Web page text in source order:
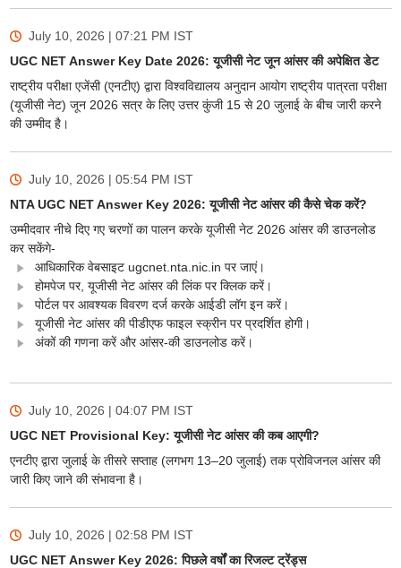
July 10, 2026 | 07:21 PM IST
UGC NET Answer Key Date 2026: यूजीसी नेट जून आंसर की अपेक्षित डेट
राष्ट्रीय परीक्षा एजेंसी (एनटीए) द्वारा विश्वविद्यालय अनुदान आयोग राष्ट्रीय पात्रता परीक्षा
(यूजीसी नेट) जून 2026 सत्र के लिए उत्तर कुंजी 15 से 20 जुलाई के बीच जारी करने
की उम्मीद है।
July 10, 2026 | 05:54 PM IST
NTA UGC NET Answer Key 2026: यूजीसी नेट आंसर की कैसे चेक करें?
उम्मीदवार नीचे दिए गए चरणों का पालन करके यूजीसी नेट 2026 आंसर की डाउनलोड
कर सकेंगे-
आधिकारिक वेबसाइट ugcnet.nta.nic.in पर जाएं।
होमपेज पर, यूजीसी नेट आंसर की लिंक पर क्लिक करें।
पोर्टल पर आवश्यक विवरण दर्ज करके आईडी लॉग इन करें।
यूजीसी नेट आंसर की पीडीएफ फाइल स्क्रीन पर प्रदर्शित होगी।
अंकों की गणना करें और आंसर-की डाउनलोड करें।
July 10, 2026 | 04:07 PM IST
UGC NET Provisional Key: यूजीसी नेट आंसर की कब आएगी?
एनटीए द्वारा जुलाई के तीसरे सप्ताह (लगभग 13–20 जुलाई) तक प्रोविजनल आंसर की
जारी किए जाने की संभावना है।
July 10, 2026 | 02:58 PM IST
UGC NET Answer Key 2026: पिछले वर्षों का रिजल्ट ट्रेंड्स